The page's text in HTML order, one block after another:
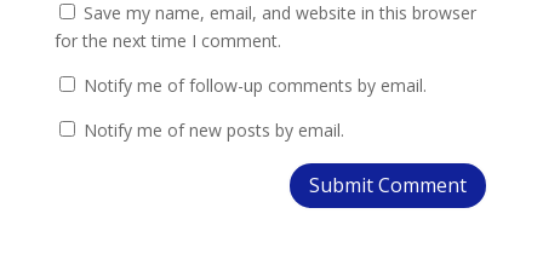
Save my name, email, and website in this browser
for the next time I comment.
Notify me of follow-up comments by email.
Notify me of new posts by email.